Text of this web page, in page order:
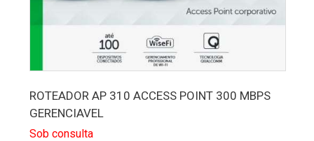
ROTEADOR AP 310 ACCESS POINT 300 MBPS
GERENCIAVEL
Sob consulta